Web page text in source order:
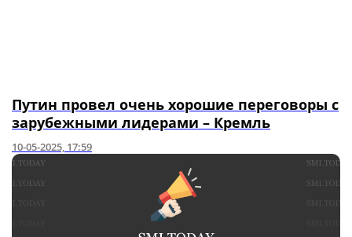
Путин провел очень хорошие переговоры с
зарубежными лидерами – Кремль
10-05-2025, 17:59